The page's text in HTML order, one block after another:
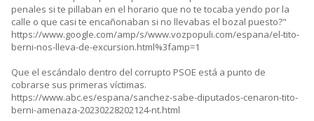
penales si te pillaban en el horario que no te tocaba yendo por la
calle o que casi te encañonaban si no llevabas el bozal puesto?"
https://www.google.com/amp/s/www.vozpopuli.com/espana/el-tito-
berni-nos-lleva-de-excursion.html%3famp=1
Que el escándalo dentro del corrupto PSOE está a punto de
cobrarse sus primeras víctimas.
https://www.abc.es/espana/sanchez-sabe-diputados-cenaron-tito-
berni-amenaza-20230228202124-nt.html